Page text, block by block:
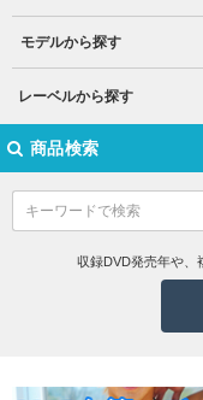
モデルから探す
レーベルから探す
商品検索
収録DVD発売年や、